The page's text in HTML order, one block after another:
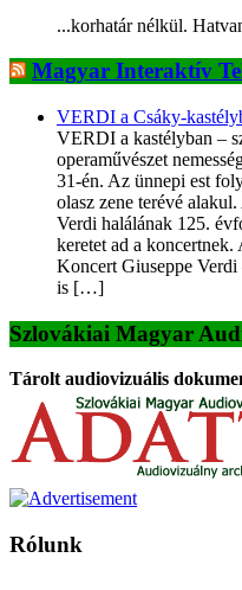
...korhatár nélkül.
Magyar Interaktív
VERDI a Csáky-
VERDI a kastélyban –
operaművészet
31-én. Az ünnepi est
olasz zene terévé
Verdi halálának 125.
keretet ad a
Koncert Giuseppe Verdi
is […]
Szlovákiai Magyar
Tárolt audiovizuális
Rólunk